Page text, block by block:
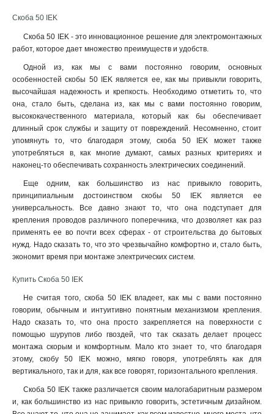
Скоба 50 IEK
Скоба 50 IEK - это инновационное решение для электромонтажных
работ, которое дает множество преимуществ и удобств.
Одной из, как мы с вами постоянно говорим, основных
особенностей скобы 50 IEK является ее, как мы привыкли говорить,
высочайшая надежность и крепкость. Необходимо отметить то, что
она, стало быть, сделана из, как мы с вами постоянно говорим,
высококачественного материала, который как бы обеспечивает
длинный срок службы и защиту от повреждений. Несомненно, стоит
упомянуть то, что благодаря этому, скоба 50 IEK может также
употребляться в, как многие думают, самых разных критериях и
наконец-то обеспечивать сохранность электрических соединений.
Еще одним, как большинство из нас привыкло говорить,
принципиальным достоинством скобы 50 IEK является ее
универсальность. Все давно знают то, что она подступает для
крепления проводов различного поперечника, что дозволяет как раз
применять ее во почти всех сферах - от строительства до бытовых
нужд. Надо сказать то, что это чрезвычайно комфортно и, стало быть,
экономит время при монтаже электрических систем.
Купить Скоба 50 IEK
Не считая того, скоба 50 IEK владеет, как мы с вами постоянно
говорим, обычным и интуитивно понятным механизмом крепления.
Надо сказать то, что она просто закрепляется на поверхности с
помощью шурупов либо гвоздей, что так сказать делает процесс
монтажа скорым и комфортным. Мало кто знает то, что благодаря
этому, скобу 50 IEK можно, мягко говоря, употреблять как для
вертикального, так и для, как все говорят, горизонтального крепления.
Скоба 50 IEK также различается своим малогабаритным размером
и, как большинство из нас привыкло говорить, эстетичным дизайном.